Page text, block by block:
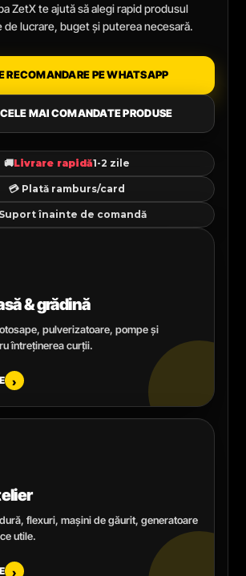
ZetX te ajută să alegi rapid produsul
lucrare, buget și puterea necesară.
RECOMANDARE PE WHATSAPP
MAI COMANDATE PRODUSE
🚚Livrare rapidă1-2 zile
💳 Plată ramburs/card
Suport înainte de comandă
& grădină
pulverizatoare, pompe și
întreținerea curții.
›
flexuri, mașini de găurit, generatoare
utile.
›